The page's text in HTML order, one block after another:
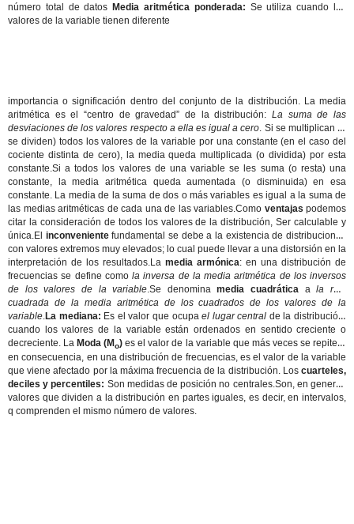
número total de datos Media aritmética ponderada: Se utiliza cuando los
valores de la variable tienen diferente
importancia o significación dentro del conjunto de la distribución. La media
aritmética es el “centro de gravedad” de la distribución: La suma de las
desviaciones de los valores respecto a ella es igual a cero. Si se multiplican (o
se dividen) todos los valores de la variable por una constante (en el caso del
cociente distinta de cero), la media queda multiplicada (o dividida) por esta
constante.Si a todos los valores de una variable se les suma (o resta) una
constante, la media aritmética queda aumentada (o disminuida) en esa
constante. La media de la suma de dos o más variables es igual a la suma de
las medias aritméticas de cada una de las variables.Como ventajas podemos
citar la consideración de todos los valores de la distribución, Ser calculable y
única.El inconvenientefundamental se debe a la existencia de distribuciones
con valores extremos muy elevados; lo cual puede llevar a una distorsión en la
interpretación de los resultados.La media armónica: en una distribución de
frecuencias se define como la inversa de la media aritmética de los inversos
de los valores de la variable.Se denominamedia cuadrática ala raíz
cuadrada de la media aritmética de los cuadrados de los valores de la
variable.La mediana: Es el valor que ocupael lugar central de la distribución,
cuando los valores de la variable están ordenados en sentido creciente o
decreciente. La Moda (Mo) es el valor de la variable que más veces se repite y,
en consecuencia, en una distribución de frecuencias, es el valor de la variable
que viene afectado por la máxima frecuencia de la distribución. Los cuarteles,
deciles y percentiles: Son medidas de posición no centrales.Son, en general,
valores que dividen a la distribución en partes iguales, es decir, en intervalos,
q comprenden el mismo número de valores.